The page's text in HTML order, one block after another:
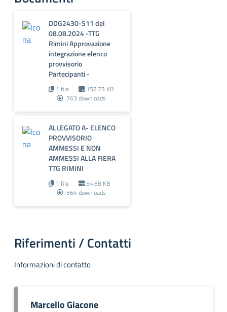
DDG2430-S11 del
08.08.2024 -TTG
Rimini Approvazione
integrazione elenco
provvisorio
Partecipanti -
1 file
152.73 KB
763 downloads
ALLEGATO A- ELENCO
PROVVISORIO
AMMESSI E NON
AMMESSI ALLA FIERA
TTG RIMINI
1 file
54.68 KB
564 downloads
Riferimenti / Contatti
Informazioni di contatto
Marcello Giacone